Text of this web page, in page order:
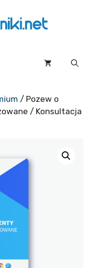
/ Pozew o
/ Konsultacja